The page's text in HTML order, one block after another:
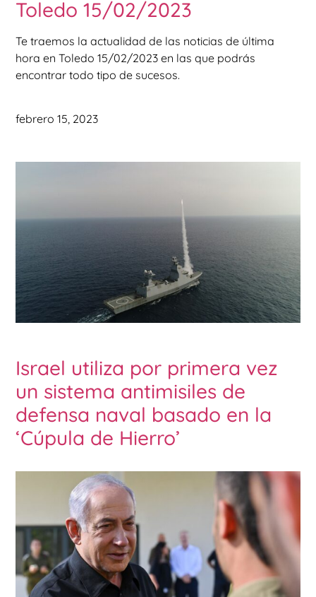
Toledo 15/02/2023
Te traemos la actualidad de las noticias de última
hora en Toledo 15/02/2023 en las que podrás
encontrar todo tipo de sucesos.
febrero 15, 2023
Israel utiliza por primera vez
un sistema antimisiles de
defensa naval basado en la
‘Cúpula de Hierro’